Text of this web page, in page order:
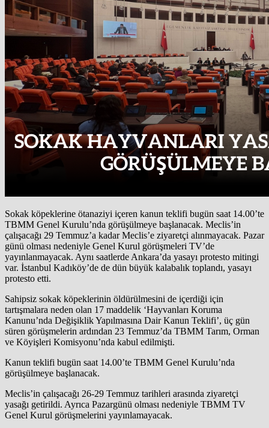
Sokak köpeklerine ötanaziyi içeren kanun teklifi bugün saat 14.00’te
TBMM Genel Kurulu’nda görüşülmeye başlanacak. Meclis’in
çalışacağı 29 Temmuz’a kadar Meclis’e ziyaretçi alınmayacak. Pazar
günü olması nedeniyle Genel Kurul görüşmeleri TV’de
yayınlanmayacak. Aynı saatlerde Ankara’da yasayı protesto mitingi
var. İstanbul Kadıköy’de de dün büyük kalabalık toplandı, yasayı
protesto etti.
Sahipsiz sokak köpeklerinin öldürülmesini de içerdiği için
tartışmalara neden olan 17 maddelik ‘Hayvanları Koruma
Kanunu’nda Değişiklik Yapılmasına Dair Kanun Teklifi’, üç gün
süren görüşmelerin ardından 23 Temmuz’da TBMM Tarım, Orman
ve Köyişleri Komisyonu’nda kabul edilmişti.
Kanun teklifi bugün saat 14.00’te TBMM Genel Kurulu’nda
görüşülmeye başlanacak.
Meclis’in çalışacağı 26-29 Temmuz tarihleri arasında ziyaretçi
yasağı getirildi. Ayrıca Pazargünü olması nedeniyle TBMM TV
Genel Kurul görüşmelerini yayınlamayacak.